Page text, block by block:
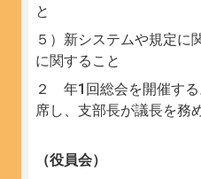
と
５）新システムや規定に
に関すること
２ 年1回総会を開催す
席し、支部長が議長を務
（役員会）